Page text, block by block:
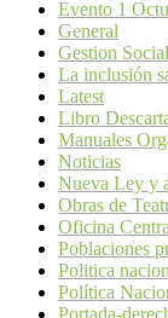
Evento 1
General
Gestion Social
La inclusión
Latest
Libro
Manuales
Noticias
Nueva Ley y
Obras de
Oficina
Poblaciones
Politica
Política